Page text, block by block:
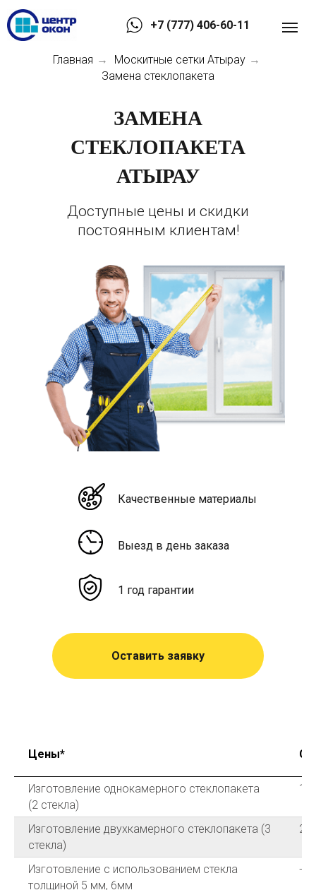
+7 (777) 406-60-11
Главная → Москитные сетки Атырау →
Замена стеклопакета
ЗАМЕНА
СТЕКЛОПАКЕТА
АТЫРАУ
Выезд в день заказа
Качественные материалы
1 год гарантии
Оставить заявку
Доступные цены и скидки
постоянным клиентам!
Цены*
Изготовление однокамерного стеклопакета
(2 стекла)
Изготовление двухкамерного стеклопакета (3
стекла)
Изготовление с использованием стекла
толщиной 5 мм, 6мм